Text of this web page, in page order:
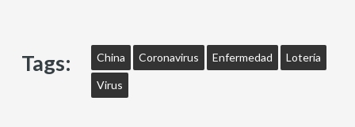
Tags: China Coronavirus Enfermedad Lotería
Virus